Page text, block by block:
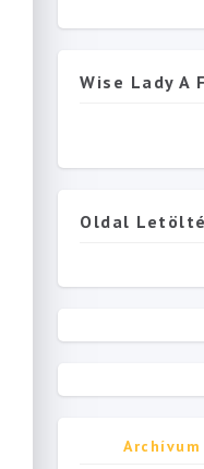
Wise Lady A
Oldal
Archívum